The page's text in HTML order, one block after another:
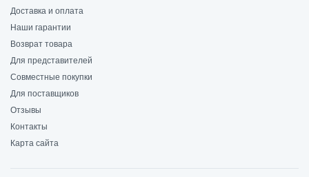
Доставка и оплата
Наши гарантии
Возврат товара
Для представителей
Совместные покупки
Для поставщиков
Отзывы
Контакты
Карта сайта